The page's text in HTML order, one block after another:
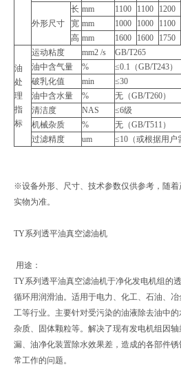
外形尺寸
长 mm 1100 1100 1200
宽 mm 1000 1000 1100
高 mm 1600 1600 1750
油
处
理
指
标
运动粘度 mm2 /s
GB/T265
油中含气量
%
≤0.1（GB/T243）
破乳化值
min
≤30
油中含水量
%
无（GB/T260）
清洁度
NAS
≤6级
机械杂质
%
无（GB/T511）
过滤精度
um ≤10（或根据用户
※设备外形、尺寸、技术参数仅供参考，随
实物为准。
TY系列透平油真空滤油机
用途：
TY系列透平油真空滤油机于净化发电机组的
循环用润滑油。适用于电力、化工、石油、
工等行业。主要针对受污染的油液除去油中
杂质、固体颗粒等。解决了现有发电机组因
漏、油净化装置除水效果差，造成的各部件
常工作的问题。